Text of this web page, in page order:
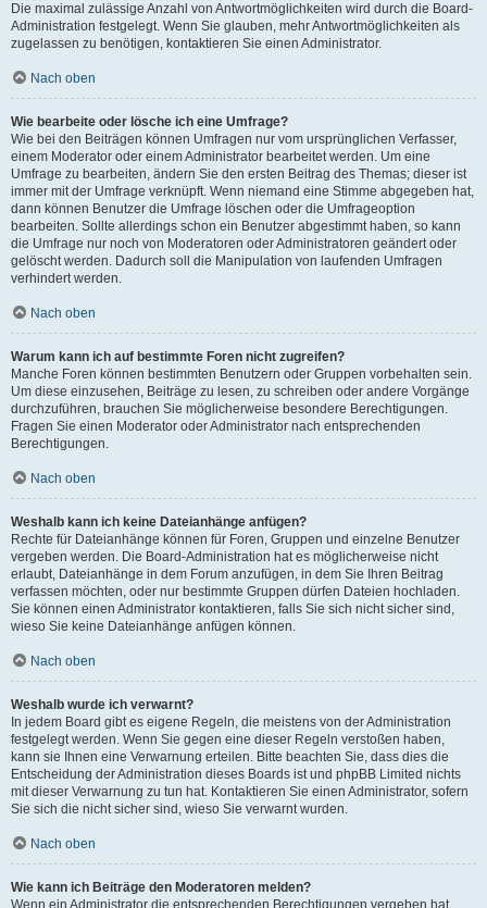
Die maximal zulässige Anzahl von Antwortmöglichkeiten wird durch die Board-
Administration festgelegt. Wenn Sie glauben, mehr Antwortmöglichkeiten als
zugelassen zu benötigen, kontaktieren Sie einen Administrator.
Nach oben
Wie bearbeite oder lösche ich eine Umfrage?
Wie bei den Beiträgen können Umfragen nur vom ursprünglichen Verfasser,
einem Moderator oder einem Administrator bearbeitet werden. Um eine
Umfrage zu bearbeiten, ändern Sie den ersten Beitrag des Themas; dieser ist
immer mit der Umfrage verknüpft. Wenn niemand eine Stimme abgegeben hat,
dann können Benutzer die Umfrage löschen oder die Umfrageoption
bearbeiten. Sollte allerdings schon ein Benutzer abgestimmt haben, so kann
die Umfrage nur noch von Moderatoren oder Administratoren geändert oder
gelöscht werden. Dadurch soll die Manipulation von laufenden Umfragen
verhindert werden.
Nach oben
Warum kann ich auf bestimmte Foren nicht zugreifen?
Manche Foren können bestimmten Benutzern oder Gruppen vorbehalten sein.
Um diese einzusehen, Beiträge zu lesen, zu schreiben oder andere Vorgänge
durchzuführen, brauchen Sie möglicherweise besondere Berechtigungen.
Fragen Sie einen Moderator oder Administrator nach entsprechenden
Berechtigungen.
Nach oben
Weshalb kann ich keine Dateianhänge anfügen?
Rechte für Dateianhänge können für Foren, Gruppen und einzelne Benutzer
vergeben werden. Die Board-Administration hat es möglicherweise nicht
erlaubt, Dateianhänge in dem Forum anzufügen, in dem Sie Ihren Beitrag
verfassen möchten, oder nur bestimmte Gruppen dürfen Dateien hochladen.
Sie können einen Administrator kontaktieren, falls Sie sich nicht sicher sind,
wieso Sie keine Dateianhänge anfügen können.
Nach oben
Weshalb wurde ich verwarnt?
In jedem Board gibt es eigene Regeln, die meistens von der Administration
festgelegt werden. Wenn Sie gegen eine dieser Regeln verstoßen haben,
kann sie Ihnen eine Verwarnung erteilen. Bitte beachten Sie, dass dies die
Entscheidung der Administration dieses Boards ist und phpBB Limited nichts
mit dieser Verwarnung zu tun hat. Kontaktieren Sie einen Administrator, sofern
Sie sich die nicht sicher sind, wieso Sie verwarnt wurden.
Nach oben
Wie kann ich Beiträge den Moderatoren melden?
Wenn ein Administrator die entsprechenden Berechtigungen vergeben hat,